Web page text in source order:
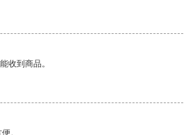
收到商品。
。